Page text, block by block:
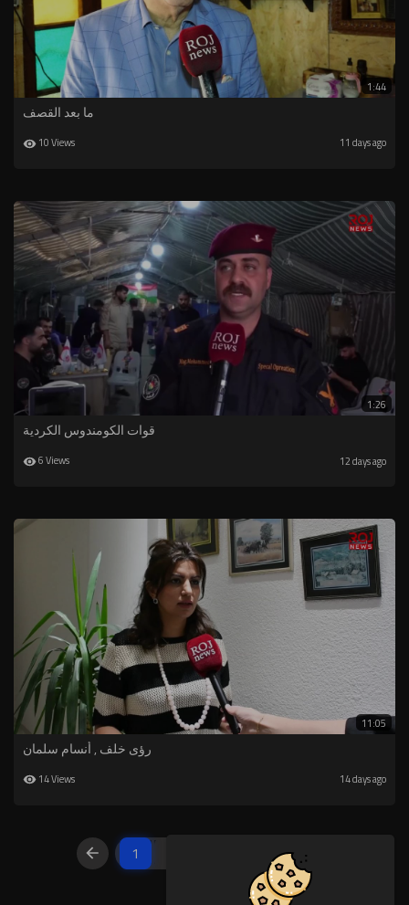
1:44
ما بعد القصف
10 Views 11 days ago
1:26
قوات الكومندوس الكردية
6 Views 12 days ago
11:05
رؤى خلف , أنسام سلمان
14 Views 14 days ago
1